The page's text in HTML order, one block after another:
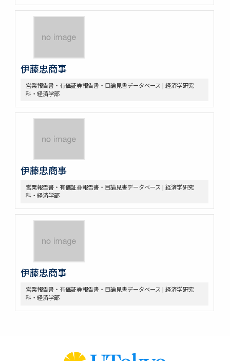
伊藤忠商事
営業報告書・有価証券報告書・目論見書データベース | 経済学研究
科・経済学部
伊藤忠商事
営業報告書・有価証券報告書・目論見書データベース | 経済学研究
科・経済学部
伊藤忠商事
営業報告書・有価証券報告書・目論見書データベース | 経済学研究
科・経済学部